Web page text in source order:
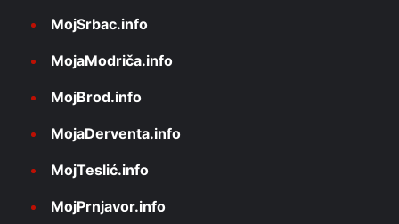
MojSrbac.info
MojaModriča.info
MojBrod.info
MojaDerventa.info
MojTeslić.info
MojPrnjavor.info